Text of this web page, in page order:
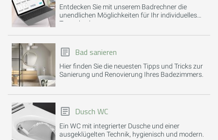
Entdecken Sie mit unserem Badrechner die
unendlichen Möglichkeiten für Ihr individuelles
Traumbad.
Bad sanieren
Hier finden Sie die neuesten Tipps und Tricks zur
Sanierung und Renovierung Ihres Badezimmers.
Dusch WC
Ein WC mit integrierter Dusche und einer
ausgeklügelten Technik, hygienisch und modern.